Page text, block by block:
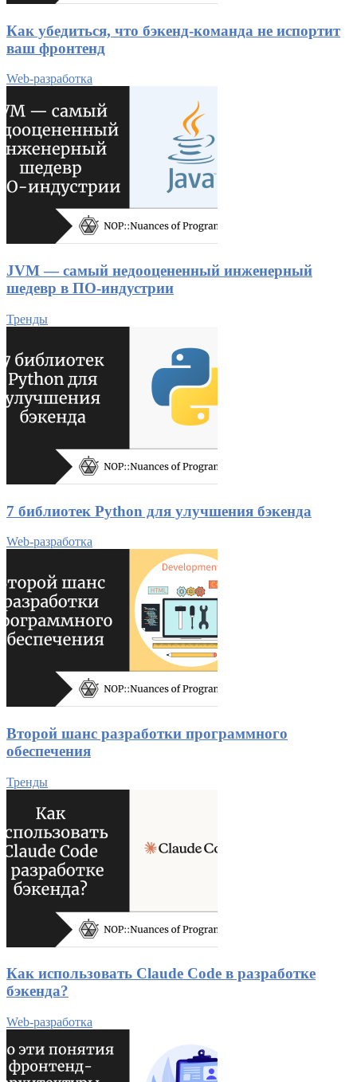
Как убедиться, что бэкенд-команда не испортит
ваш фронтенд
Web-разработка
JVM — самый недооцененный инженерный
шедевр в ПО-индустрии
Тренды
7 библиотек Python для улучшения бэкенда
Web-разработка
Второй шанс разработки программного
обеспечения
Тренды
Как использовать Claude Code в разработке
бэкенда?
Web-разработка